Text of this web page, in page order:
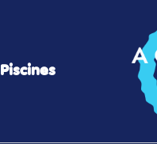
Piscines